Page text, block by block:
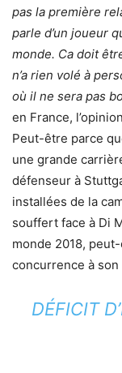
pas la première
parle d’un joueur
monde. Ca doit
n’a rien volé à
où il ne sera pas
en France,
Peut-être parce
une grande
défenseur à
installées de la
souffert face à Di
monde 2018,
concurrence à son
DÉFICIT